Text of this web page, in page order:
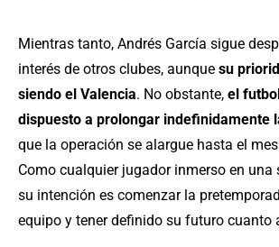
Mientras tanto, Andrés García sigue
interés de otros clubes, aunque su
siendo el Valencia. No obstante, el
dispuesto a prolongar indefinidamente
que la operación se alargue hasta el
Como cualquier jugador inmerso en
su intención es comenzar la
equipo y tener definido su futuro cuanto